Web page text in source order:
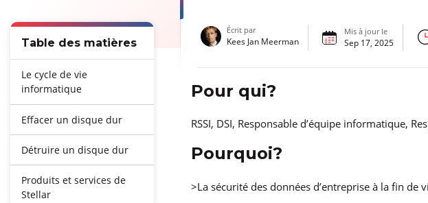
Table des matières
Le cycle de vie
informatique
Effacer un disque dur
Détruire un disque dur
Produits et services de
Stellar
Écrit par
Kees Jan Meerman
Mis à jour le
Sep 17, 2025
Pour qui?
RSSI, DSI, Responsable d’équipe informatique,
Pourquoi?
>La sécurité des données d’entreprise à la fin